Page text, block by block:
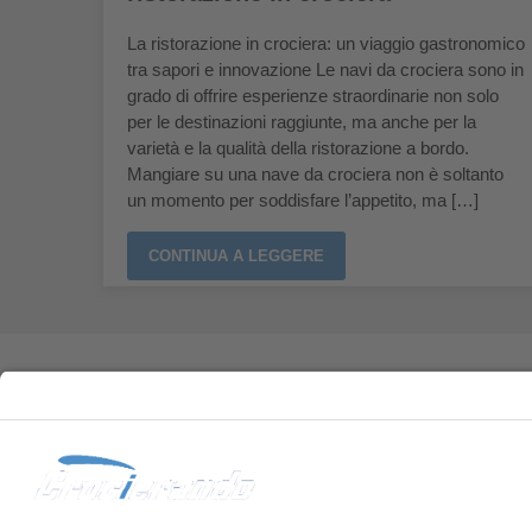
La ristorazione in crociera: un viaggio gastronomico
tra sapori e innovazione Le navi da crociera sono in
grado di offrire esperienze straordinarie non solo
per le destinazioni raggiunte, ma anche per la
varietà e la qualità della ristorazione a bordo.
Mangiare su una nave da crociera non è soltanto
un momento per soddisfare l’appetito, ma […]
CONTINUA A LEGGERE
Via Brigata Liguria 4, 16121 Genova GE